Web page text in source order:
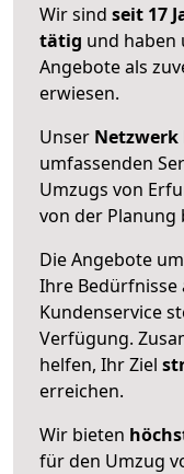
Wir sind seit 17
tätig und haben
Angebote als
erwiesen.
Unser Netzwerk
umfassenden
Umzugs von
von der Planung
Die Angebote
Ihre
Kundenservice
Verfügung.
helfen, Ihr Ziel
erreichen.
Wir bieten
für den Umzug